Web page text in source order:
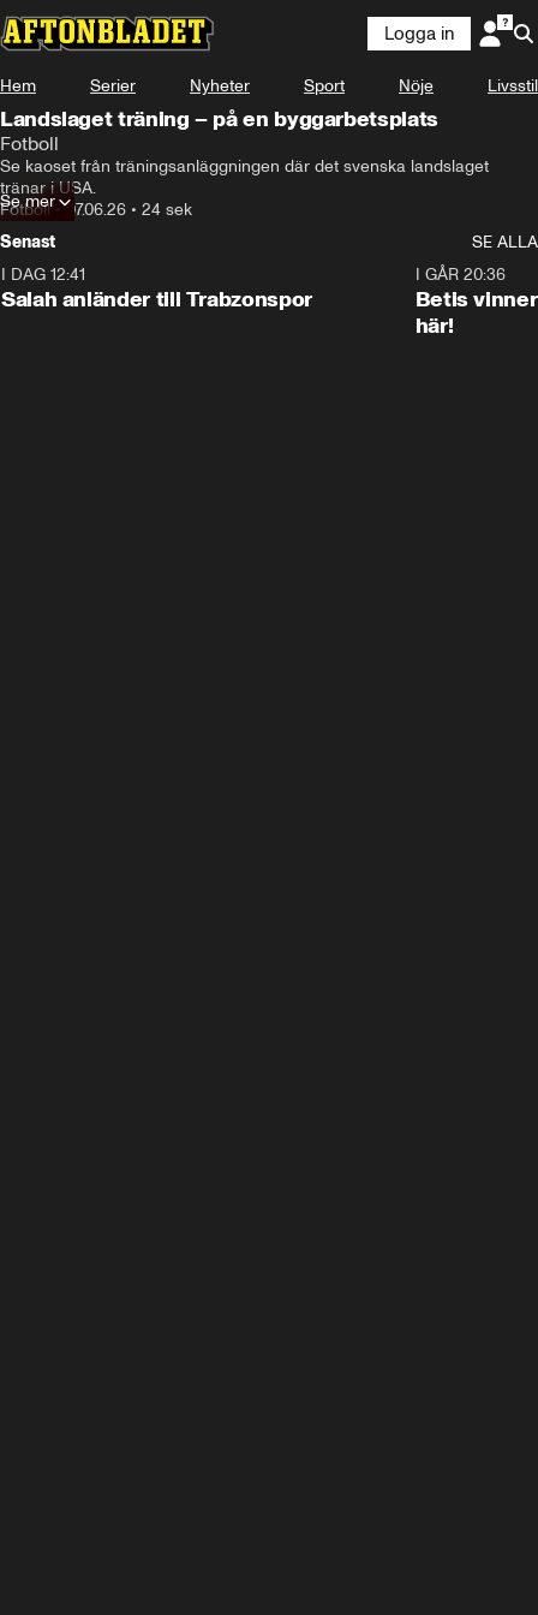
Logga in
Hem Serier Nyheter Sport Nöje Livsstil
Landslaget träning – på en byggarbetsplats
Fotboll
Se kaoset från träningsanläggningen där det svenska landslaget
Fotboll•07.06.26 • 24 sek
Se mer
Senast
SE ALLA
I DAG 12:41
Salah anländer till Trabzonspor
I GÅR 20:36
Betis
här!